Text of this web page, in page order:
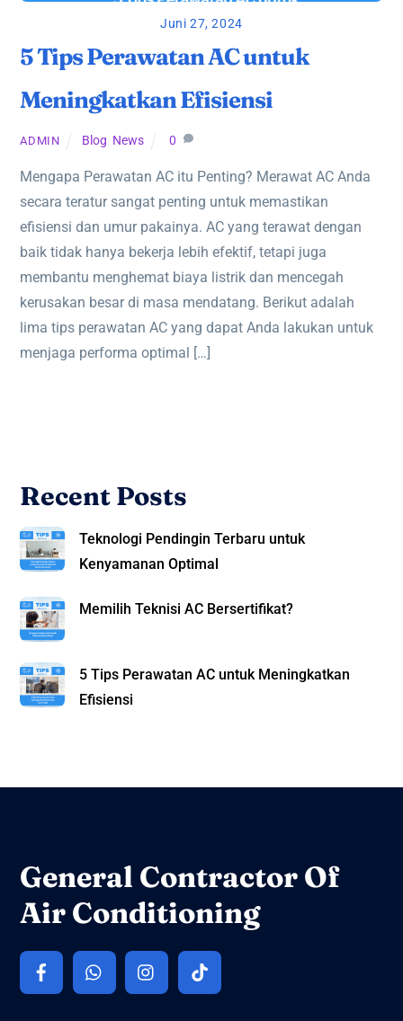
Juni 27, 2024
5 Tips Perawatan AC untuk
Meningkatkan Efisiensi
ADMIN Blog News 0
Mengapa Perawatan AC itu Penting? Merawat AC Anda
secara teratur sangat penting untuk memastikan
efisiensi dan umur pakainya. AC yang terawat dengan
baik tidak hanya bekerja lebih efektif, tetapi juga
membantu menghemat biaya listrik dan mencegah
kerusakan besar di masa mendatang. Berikut adalah
lima tips perawatan AC yang dapat Anda lakukan untuk
menjaga performa optimal […]
Recent Posts
Teknologi Pendingin Terbaru untuk
Kenyamanan Optimal
Memilih Teknisi AC Bersertifikat?
5 Tips Perawatan AC untuk Meningkatkan
Efisiensi
General Contractor Of
Air Conditioning
Icon
Icon
Icon
Icon